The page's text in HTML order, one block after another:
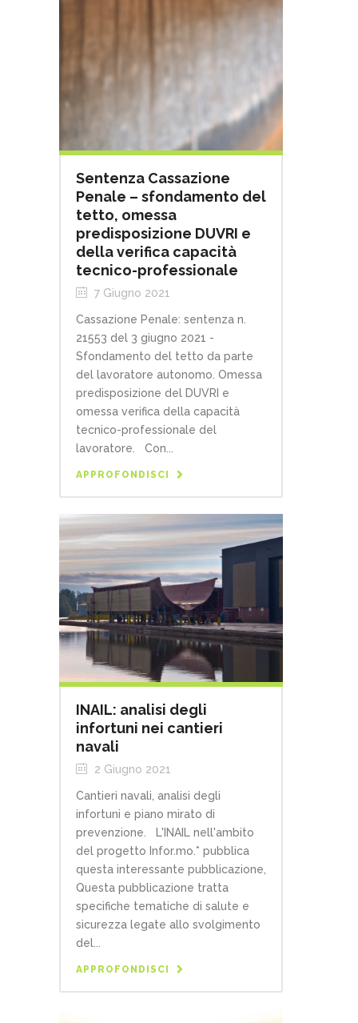
Sentenza Cassazione
Penale – sfondamento del
tetto, omessa
predisposizione DUVRI e
della verifica capacità
tecnico-professionale
7 Giugno 2021
Cassazione Penale: sentenza n.
21553 del 3 giugno 2021 -
Sfondamento del tetto da parte
del lavoratore autonomo. Omessa
predisposizione del DUVRI e
omessa verifica della capacità
tecnico-professionale del
lavoratore. Con...
APPROFONDISCI
INAIL: analisi degli
infortuni nei cantieri
navali
2 Giugno 2021
Cantieri navali, analisi degli
infortuni e piano mirato di
prevenzione. L'INAIL nell'ambito
del progetto Infor.mo.* pubblica
questa interessante pubblicazione,
Questa pubblicazione tratta
specifiche tematiche di salute e
sicurezza legate allo svolgimento
del...
APPROFONDISCI